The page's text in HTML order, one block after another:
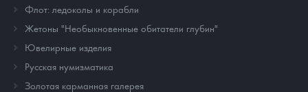
Флот: ледоколы и корабли
Жетоны "Необыкновенные обитатели глубин"
Ювелирные изделия
Русская нумизматика
Золотая карманная галерея